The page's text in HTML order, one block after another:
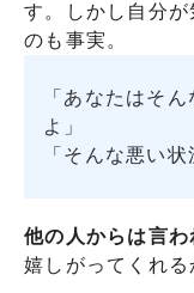
す。しかし自分
のも事実。
「あなたはそ
よ」
「そんな悪い
他の人からは言
嬉しがってくれる